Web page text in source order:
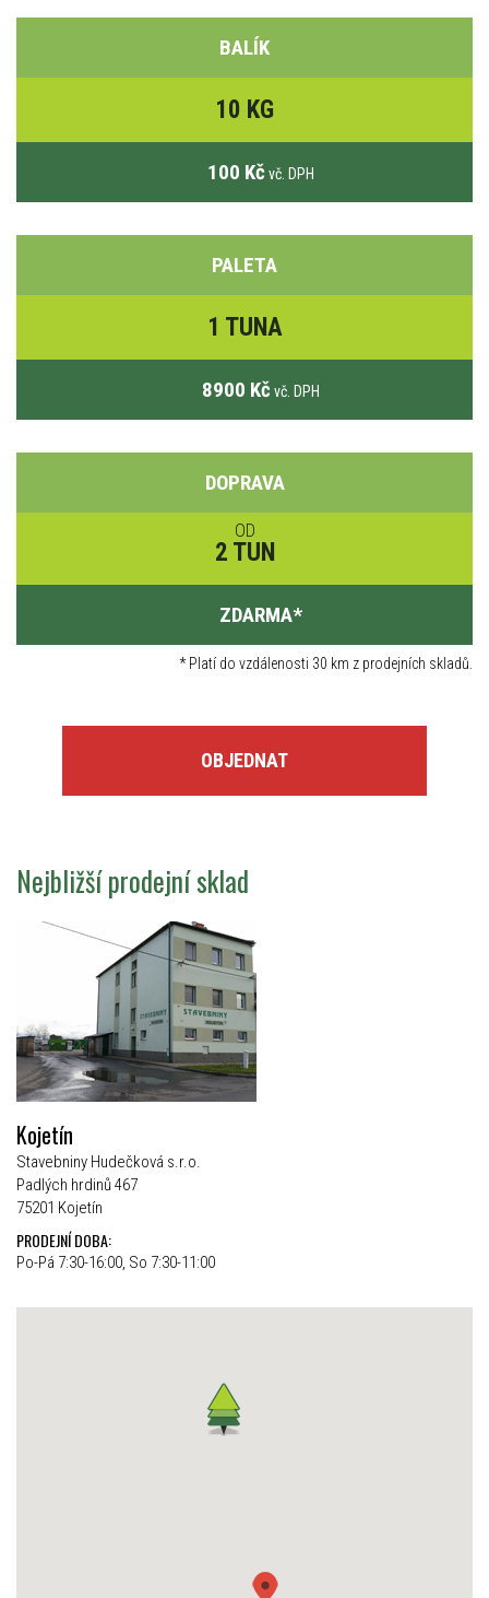
BALÍK
10 KG
100 Kč vč. DPH
PALETA
1 TUNA
8900 Kč vč. DPH
DOPRAVA
OD
2 TUN
ZDARMA*
*Platí do vzdálenosti 30 km z prodejních skladů.
OBJEDNAT
Nejbližší prodejní sklad
Kojetín
Stavebniny Hudečková s.r.o.
Padlých hrdinů 467
75201 Kojetín
PRODEJNÍ DOBA:
Po-Pá 7:30-16:00, So 7:30-11:00